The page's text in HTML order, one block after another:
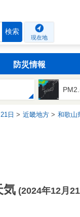
検索
現在地
防災情報
21日 近畿地方 和歌山
気 (2024年12月